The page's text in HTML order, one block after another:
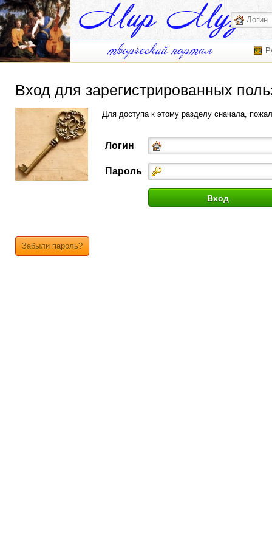
Вход для зарегистрированных
Для доступа к этому разделу сначала,
Логин
Пароль
Забыли пароль?